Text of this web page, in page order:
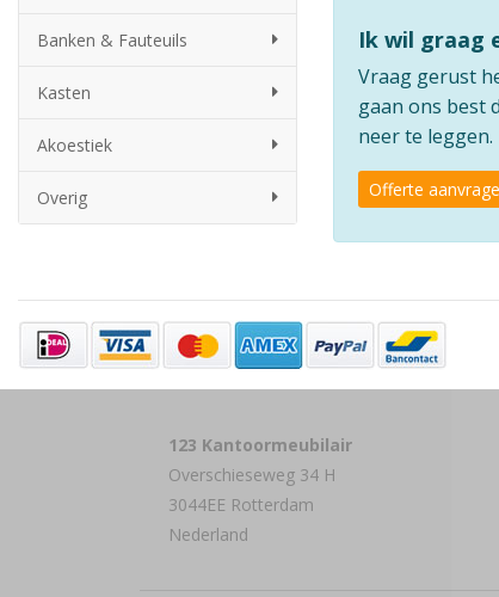
Banken & Fauteuils
Kasten
Akoestiek
Overig
Ik wil graag
Vraag gerust
gaan ons best
neer te leggen.
Offerte
123 Kantoormeubilair
Overschieseweg 34 H
3044EE Rotterdam
Nederland